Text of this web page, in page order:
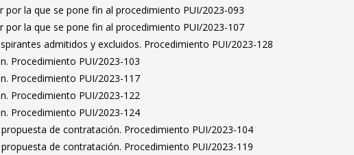
por la que se pone fin al procedimiento PUI/2023-093
por la que se pone fin al procedimiento PUI/2023-107
admitidos y excluidos. Procedimiento PUI/2023-128
Procedimiento PUI/2023-103
Procedimiento PUI/2023-117
Procedimiento PUI/2023-122
Procedimiento PUI/2023-124
de contratación. Procedimiento PUI/2023-104
de contratación. Procedimiento PUI/2023-119